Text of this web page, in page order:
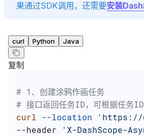
果通过SDK调用，还需要安装
curl Python Java
复制
# 1、创建涂鸦作画任务
# 接口返回任务ID，可根据任务ID
curl --location 'https://
--header
'X-DashScope-